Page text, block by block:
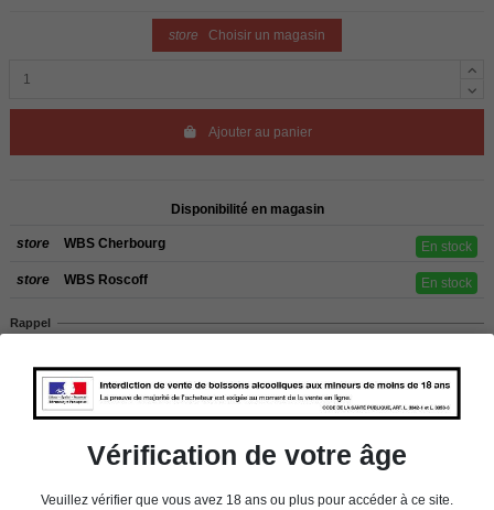
store Choisir un magasin
Ajouter au panier
Disponibilité en magasin
store WBS Cherbourg En stock
store WBS Roscoff En stock
Rappel
clients de l’étranger, retrait sur place dans nos magasins de ROSCOFF ou
CHERBOURG.
Vérification de votre âge
Veuillez vérifier que vous avez 18 ans ou plus pour accéder à ce site.